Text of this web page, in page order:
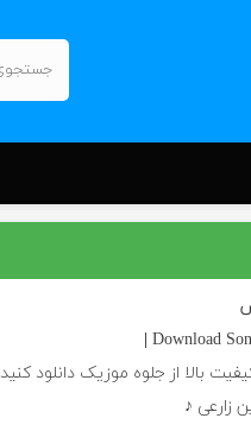
بالا از جلوه موزیک دانلود کنید
زارعی ♪